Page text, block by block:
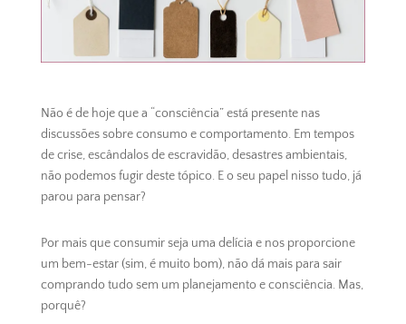
Não é de hoje que a “consciência” está presente nas
discussões sobre consumo e comportamento. Em tempos
de crise, escândalos de escravidão, desastres ambientais,
não podemos fugir deste tópico. E o seu papel nisso tudo, já
parou para pensar?
Por mais que consumir seja uma delícia e nos proporcione
um bem-estar (sim, é muito bom), não dá mais para sair
comprando tudo sem um planejamento e consciência. Mas,
porquê?